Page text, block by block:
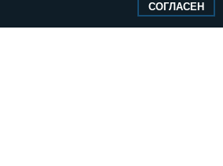
Свидетельство о регистрации Эл № ФС77-
СОГЛАСЕН